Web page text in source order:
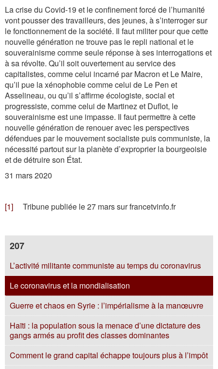
La crise du Covid-19 et le confinement forcé de l’humanité
vont pousser des travailleurs, des jeunes, à s’interroger sur
le fonctionnement de la société. Il faut militer pour que cette
nouvelle génération ne trouve pas le repli national et le
souverainisme comme seule réponse à ses interrogations et
à sa révolte. Qu’il soit ouvertement au service des
capitalistes, comme celui incarné par Macron et Le Maire,
qu’il pue la xénophobie comme celui de Le Pen et
Asselineau, ou qu’il s’affirme écologiste, social et
progressiste, comme celui de Martinez et Duflot, le
souverainisme est une impasse. Il faut permettre à cette
nouvelle génération de renouer avec les perspectives
défendues par le mouvement socialiste puis communiste, la
nécessité partout sur la planète d’exproprier la bourgeoisie
et de détruire son État.
31 mars 2020
[1] Tribune publiée le 27 mars sur francetvinfo.fr
207
L’activité militante communiste au temps du coronavirus
Le coronavirus et la mondialisation
Guerre et chaos en Syrie : l’impérialisme à la manœuvre
Haïti : la population sous la menace d’une dictature des
gangs armés au profit des classes dominantes
Comment le grand capital échappe toujours plus à l’impôt